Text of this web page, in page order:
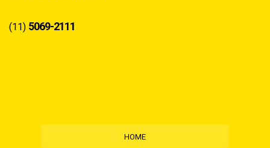
(11) 5069-2111
HOME